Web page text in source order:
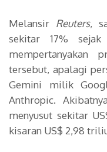
Melansir Reuters,
sekitar 17%
mempertanyakan
tersebut, apalagi
Gemini milik
Anthropic.
menyusut sekitar
kisaran US$ 2,98